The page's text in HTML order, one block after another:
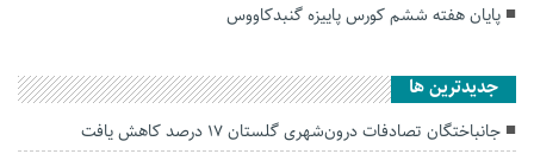
پایان هفته ششم کورس پاییزه گنبدکاووس
جديدترين ها
جانباختگان تصادفات درون‌شهری گلستان ۱۷ درصد کاهش یافت